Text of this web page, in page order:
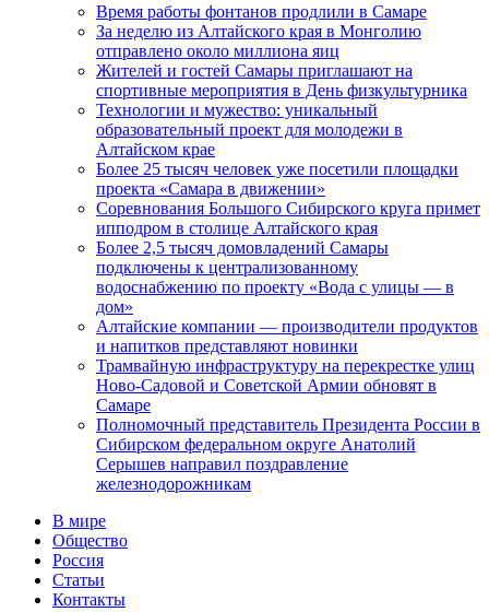
Время работы фонтанов продлили в Самаре
За неделю из Алтайского края в Монголию
отправлено около миллиона яиц
Жителей и гостей Самары приглашают на
спортивные мероприятия в День физкультурника
Технологии и мужество: уникальный
образовательный проект для молодежи в
Алтайском крае
Более 25 тысяч человек уже посетили площадки
проекта «Самара в движении»
Соревнования Большого Сибирского круга примет
ипподром в столице Алтайского края
Более 2,5 тысяч домовладений Самары
подключены к централизованному
водоснабжению по проекту «Вода с улицы — в
дом»
Алтайские компании — производители продуктов
и напитков представляют новинки
Трамвайную инфраструктуру на перекрестке улиц
Ново-Садовой и Советской Армии обновят в
Самаре
Полномочный представитель Президента России в
Сибирском федеральном округе Анатолий
Серышев направил поздравление
железнодорожникам
В мире
Общество
Россия
Статьи
Контакты